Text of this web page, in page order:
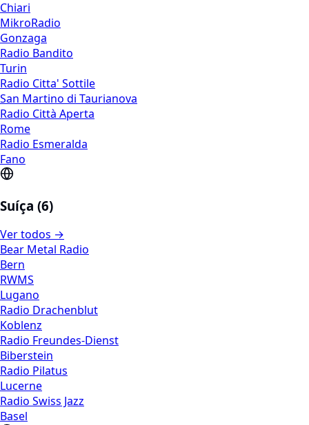
Chiari
MikroRadio
Gonzaga
Radio Bandito
Turin
Radio Citta' Sottile
San Martino di Taurianova
Radio Città Aperta
Rome
Radio Esmeralda
Fano
Suíça (6)
Ver todos →
Bear Metal Radio
Bern
RWMS
Lugano
Radio Drachenblut
Koblenz
Radio Freundes-Dienst
Biberstein
Radio Pilatus
Lucerne
Radio Swiss Jazz
Basel